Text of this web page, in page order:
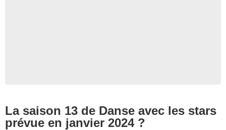
La saison 13 de Danse avec les stars
prévue en janvier 2024 ?